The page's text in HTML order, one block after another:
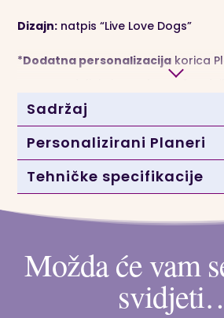
Dizajn: natpis “Live Love Dogs”
*Dodatna personalizacija korica
Sadržaj
Personalizirani Planeri
Tehničke specifikacije
Možda će vam